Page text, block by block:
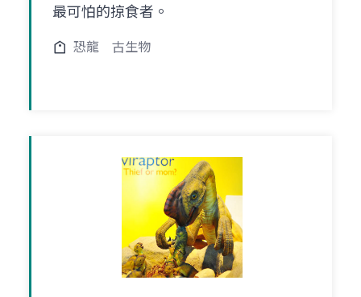
最可怕的掠食者。
恐龍 古生物